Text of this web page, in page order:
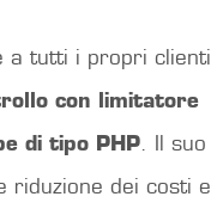
a tutti i propri clienti
con limitatore
di tipo PHP . Il suo
riduzione dei costi e